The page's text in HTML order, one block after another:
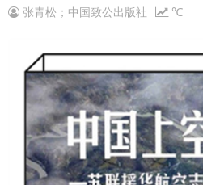
张青松；中国致公出版社 ℃